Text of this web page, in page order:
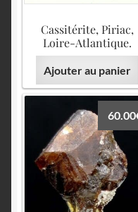
Cassitérite, Piriac,
Loire-Atlantique.
Ajouter au panier
60.00